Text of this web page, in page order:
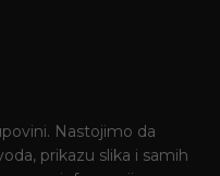
Nastojimo da
prikazu slika i samih